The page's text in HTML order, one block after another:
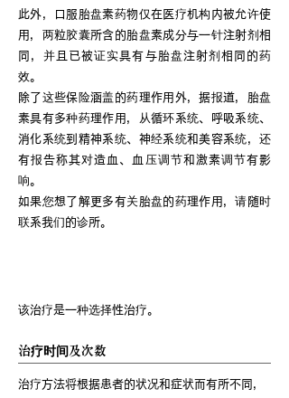
此外，口服胎盘素药物仅在医疗机构内被允许使
用，两粒胶囊所含的胎盘素成分与一针注射剂相
同，并且已被证实具有与胎盘注射剂相同的药
效。
除了这些保险涵盖的药理作用外，据报道，胎盘
素具有多种药理作用，从循环系统、呼吸系统、
消化系统到精神系统、神经系统和美容系统，还
有报告称其对造血、血压调节和激素调节有影
响。
如果您想了解更多有关胎盘的药理作用，请随时
联系我们的诊所。
该治疗是一种选择性治疗。
治疗时间及次数
治疗方法将根据患者的状况和症状而有所不同，